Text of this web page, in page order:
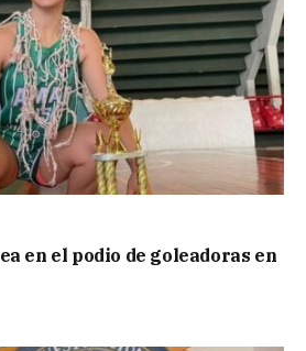
en el podio de goleadoras en